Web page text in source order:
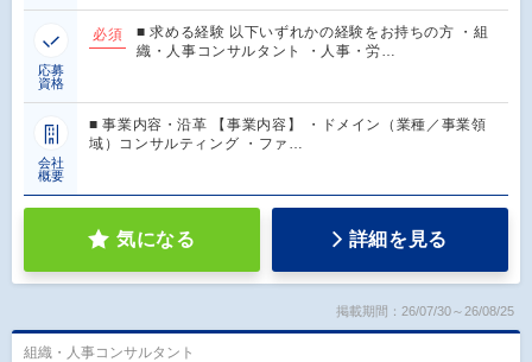
応募
資格
必須
■ 求める経験 以下いずれかの経験をお持ちの方 ・組
織・人事コンサルタント ・人事・労…
会社
概要
■ 事業内容・沿革 【事業内容】 ・ドメイン（業種／事業領
域）コンサルティング ・ファ…
気になる 詳細を見る
掲載期間：26/07/30～26/08/25
組織・人事コンサルタント